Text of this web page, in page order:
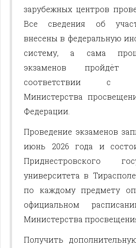
зарубежных центров
Все сведения об
внесены в федеральную
систему, а сама
экзаменов
соответствии с
Министерства
Федерации.
Проведение экзаменов
июнь 2026 года и
Приднестровского
университета в
по каждому предмету
официальном
Министерства
Получить